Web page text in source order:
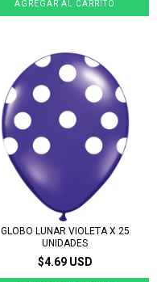
GLOBO LUNAR VIOLETA X 25
UNIDADES
$4.69 USD